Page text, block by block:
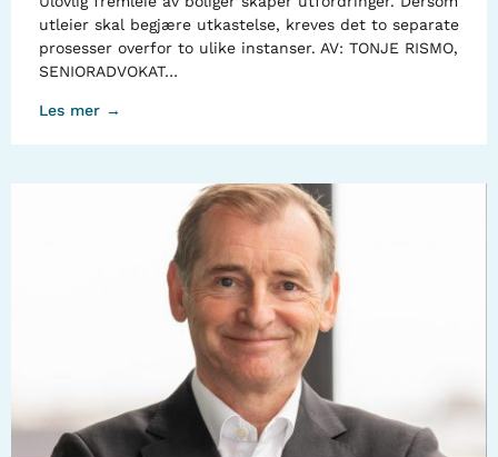
utleier skal begjære utkastelse, kreves det to separate
prosesser overfor to ulike instanser. AV: TONJE RISMO,
SENIORADVOKAT…
Les mer →